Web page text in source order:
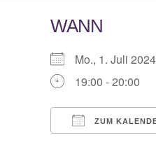
WANN
Mo., 1. Juli 2024
19:00 - 20:00
ZUM